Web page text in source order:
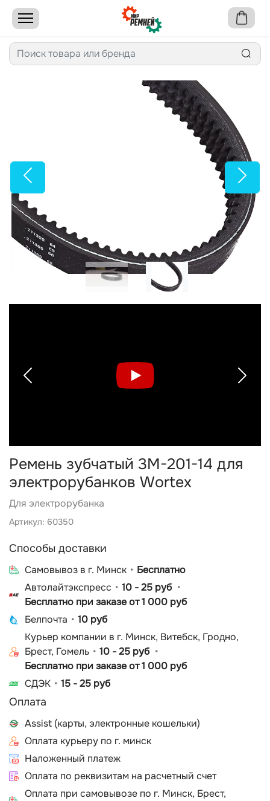
Previous Next
Ремень зубчатый 3М-201-14 для
электрорубанков Wortex
Для электрорубанка
Артикул: 60350
Способы доставки
Cамовывоз в г. Минск
Бесплатно
Автолайтэкспресс
10 - 25 руб
Бесплатно при заказе от 1 000 руб
Белпочта
10 руб
Курьер компании в г. Минск, Витебск, Гродно,
Брест, Гомель
10 - 25 руб
Бесплатно при заказе от 1 000 руб
СДЭК
15 - 25 руб
Оплата
Assist (карты, электронные кошельки)
Оплата курьеру по г. минск
Наложенный платеж
Оплата по реквизитам на расчетный счет
Оплата при самовывозе по г. Минск, Брест,